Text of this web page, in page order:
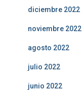
diciembre 2022
noviembre 2022
agosto 2022
julio 2022
junio 2022